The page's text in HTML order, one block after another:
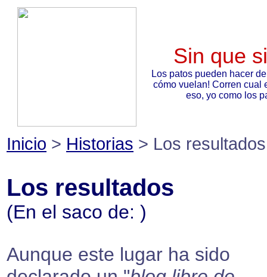
Sin que
Los patos pueden hacer
cómo vuelan! Corren cual
eso, yo como los
Inicio > Historias > Los resultados
Los resultados
(En el saco de: )
Aunque este lugar ha sido